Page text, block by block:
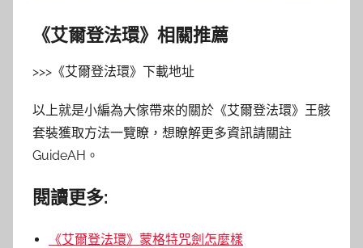
《艾爾登法環》相關推薦
>>>《艾爾登法環》下載地址
以上就是小編為大傢帶來的關於《艾爾登法環》王骸
套裝獲取方法一覽瞭，想瞭解更多資訊請關註
GuideAH。
閱讀更多:
《艾爾登法環》蒙格特咒劍怎麼樣